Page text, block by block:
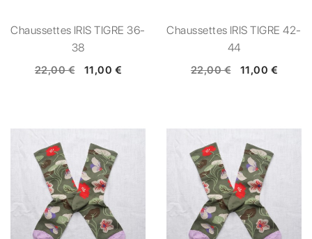
Chaussettes IRIS TIGRE 36-
38
22,00 € 11,00 €
Chaussettes IRIS TIGRE 42-
44
22,00 € 11,00 €